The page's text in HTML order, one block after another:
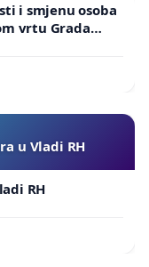
i smjenu osoba
vrtu Grada
u Vladi RH
RH